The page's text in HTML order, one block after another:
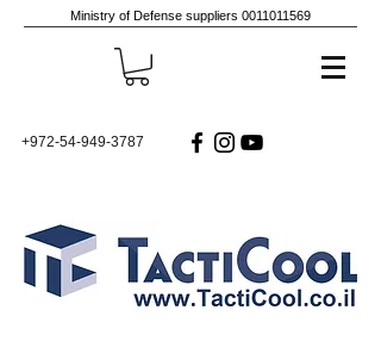
Ministry of Defense suppliers 0011011569
+972-54-949-3787